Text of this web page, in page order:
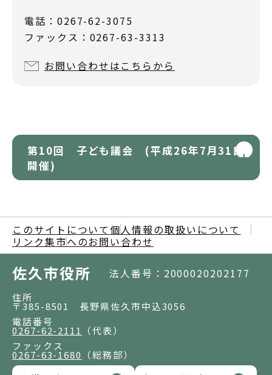
電話：0267-62-3075
ファックス：0267-63-3313
お問い合わせはこちらから
第10回 子ども議会 (平成26年7月31日
開催)
このサイトについて 個人情報の取扱いについて
リンク集市へのお問い合わせ
佐久市役所 法人番号：2000020202177
住所
〒385-8501 長野県佐久市中込3056
電話番号
0267-62-2111
（代表）
ファックス
0267-63-1680 （総務部）